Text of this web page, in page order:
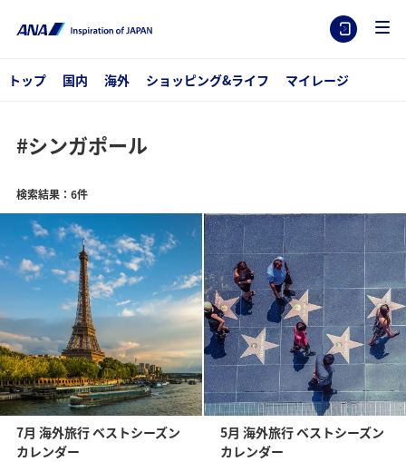
トップ 国内 海外 ショッピング&ライフ マイレージ
#シンガポール
検索結果：6件
7月 海外旅行 ベストシーズン
カレンダー
5月 海外旅行 ベストシーズン
カレンダー